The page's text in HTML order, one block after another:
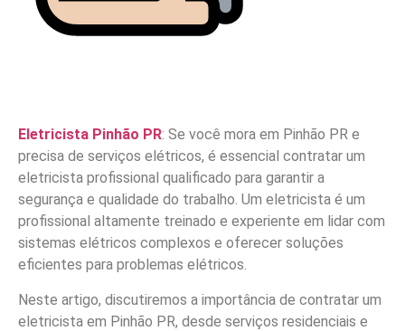
Eletricista Pinhão PR: Se você mora em Pinhão PR e
precisa de serviços elétricos, é essencial contratar um
eletricista profissional qualificado para garantir a
segurança e qualidade do trabalho. Um eletricista é um
profissional altamente treinado e experiente em lidar com
sistemas elétricos complexos e oferecer soluções
eficientes para problemas elétricos.
Neste artigo, discutiremos a importância de contratar um
eletricista em Pinhão PR, desde serviços residenciais e